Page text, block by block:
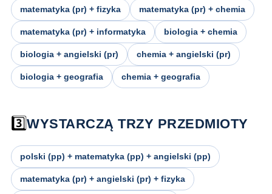
matematyka (pr) + fizyka matematyka (pr) + chemia
matematyka (pr) + informatyka biologia + chemia
biologia + angielski (pr) chemia + angielski (pr)
biologia + geografia chemia + geografia
3️⃣WYSTARCZĄ TRZY PRZEDMIOTY
polski (pp) + matematyka (pp) + angielski (pp)
matematyka (pr) + angielski (pr) + fizyka